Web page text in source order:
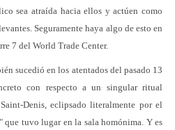
sea atraída hacia ellos y actúen como
Seguramente haya algo de esto en
7 del World Trade Center.
sucedió en los atentados del pasado 13
con respecto a un singular ritual
Denis, eclipsado literalmente por el
tuvo lugar en la sala homónima. Y es